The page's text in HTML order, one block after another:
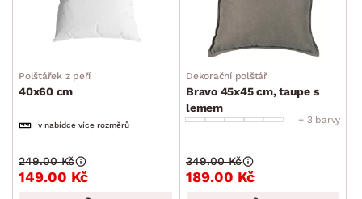
Polštářek z peří
40x60 cm
v nabídce více rozměrů
149.00 Kč
249.00 Kč
Dekorační polštář
Bravo 45x45 cm, taupe s
lemem
+ 3 barvy
189.00 Kč
349.00 Kč